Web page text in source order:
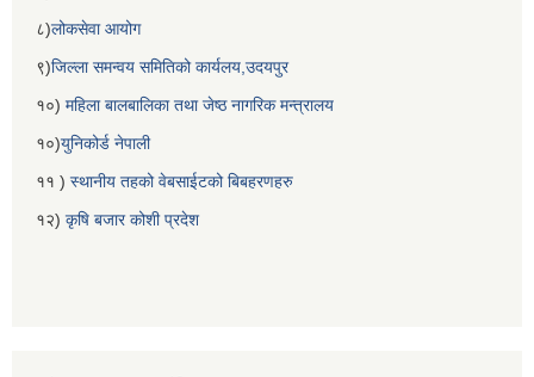
८)लोकसेवा आयोग
९)जिल्ला समन्वय समितिको कार्यलय,उदयपुर
१०) महिला बालबालिका तथा जेष्ठ नागरिक मन्त्रालय
१०)युनिकोर्ड नेपाली
११ ) स्थानीय तहको वेबसाईटको बिबहरणहरु
१२) कृषि बजार कोशी प्रदेश